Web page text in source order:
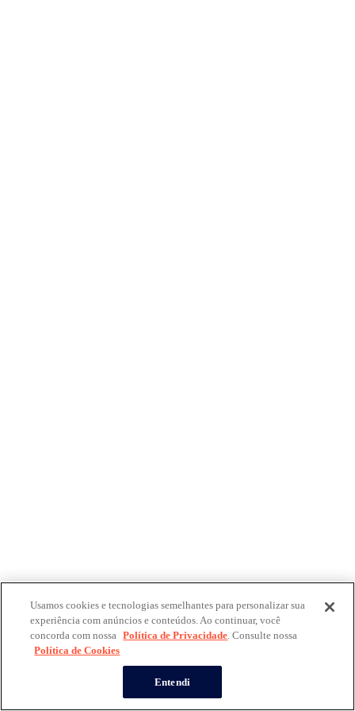
Usamos cookies e tecnologias semelhantes para personalizar sua
experiência com anúncios e conteúdos. Ao continuar, você
concorda com nossa Política de Privacidade. Consulte nossa
Política de Cookies
Entendi